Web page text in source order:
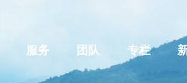
服务 团队 专栏